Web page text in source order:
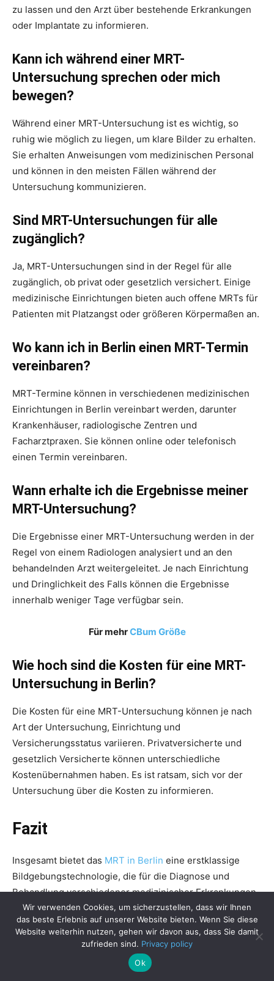
zu lassen und den Arzt über bestehende Erkrankungen
oder Implantate zu informieren.
Kann ich während einer MRT-
Untersuchung sprechen oder mich
bewegen?
Während einer MRT-Untersuchung ist es wichtig, so
ruhig wie möglich zu liegen, um klare Bilder zu erhalten.
Sie erhalten Anweisungen vom medizinischen Personal
und können in den meisten Fällen während der
Untersuchung kommunizieren.
Sind MRT-Untersuchungen für alle
zugänglich?
Ja, MRT-Untersuchungen sind in der Regel für alle
zugänglich, ob privat oder gesetzlich versichert. Einige
medizinische Einrichtungen bieten auch offene MRTs für
Patienten mit Platzangst oder größeren Körpermaßen an.
Wo kann ich in Berlin einen MRT-Termin
vereinbaren?
MRT-Termine können in verschiedenen medizinischen
Einrichtungen in Berlin vereinbart werden, darunter
Krankenhäuser, radiologische Zentren und
Facharztpraxen. Sie können online oder telefonisch
einen Termin vereinbaren.
Wann erhalte ich die Ergebnisse meiner
MRT-Untersuchung?
Die Ergebnisse einer MRT-Untersuchung werden in der
Regel von einem Radiologen analysiert und an den
behandelnden Arzt weitergeleitet. Je nach Einrichtung
und Dringlichkeit des Falls können die Ergebnisse
innerhalb weniger Tage verfügbar sein.
Für mehrCBum Größe
Wie hoch sind die Kosten für eine MRT-
Untersuchung in Berlin?
Die Kosten für eine MRT-Untersuchung können je nach
Art der Untersuchung, Einrichtung und
Versicherungsstatus variieren. Privatversicherte und
gesetzlich Versicherte können unterschiedliche
Kostenübernahmen haben. Es ist ratsam, sich vor der
Untersuchung über die Kosten zu informieren.
Fazit
Insgesamt bietet das MRT in Berlin eine erstklassige
Bildgebungstechnologie, die für die Diagnose und
Behandlung verschiedener medizinischer Erkrankungen
unerlässlich ist. Mit Optionen wie dem offenen MRT, der
Online-Terminvergabe und der Verfügbarkeit für
Kassenpatienten ist die MRT-Versorgung in Berlin
modern, effizient und für alle zugänglich.
Wir verwenden Cookies, um sicherzustellen, dass wir Ihnen
das beste Erlebnis auf unserer Website bieten. Wenn Sie diese
Website weiterhin nutzen, gehen wir davon aus, dass Sie damit
zufrieden sind. Privacy policy
Ok